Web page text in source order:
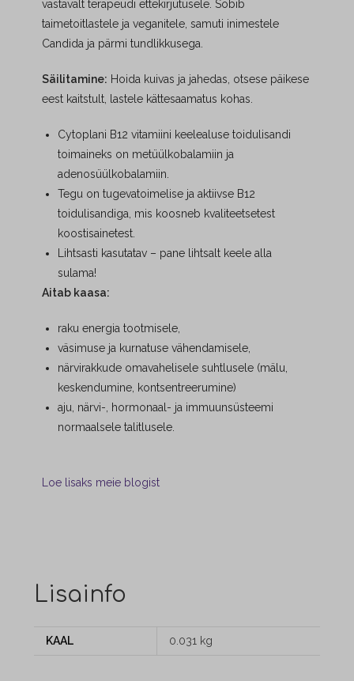
vastavalt terapeudi ettekirjutusele. Sobib
taimetoitlastele ja veganitele, samuti inimestele
Candida ja pärmi tundlikkusega.
Säilitamine: Hoida kuivas ja jahedas, otsese päikese
eest kaitstult, lastele kättesaamatus kohas.
Cytoplani B12 vitamiini keelealuse toidulisandi
toimaineks on metüülkobalamiin ja
adenosüülkobalamiin.
Tegu on tugevatoimelise ja aktiivse B12
toidulisandiga, mis koosneb kvaliteetsetest
koostisainetest.
Lihtsasti kasutatav – pane lihtsalt keele alla
sulama!
Aitab kaasa:
raku energia tootmisele,
väsimuse ja kurnatuse vähendamisele,
närvirakkude omavahelisele suhtlusele (mälu,
keskendumine, kontsentreerumine)
aju, närvi-, hormonaal- ja immuunsüsteemi
normaalsele talitlusele.
Loe lisaks meie blogist
Lisainfo
KAAL 0.031 kg